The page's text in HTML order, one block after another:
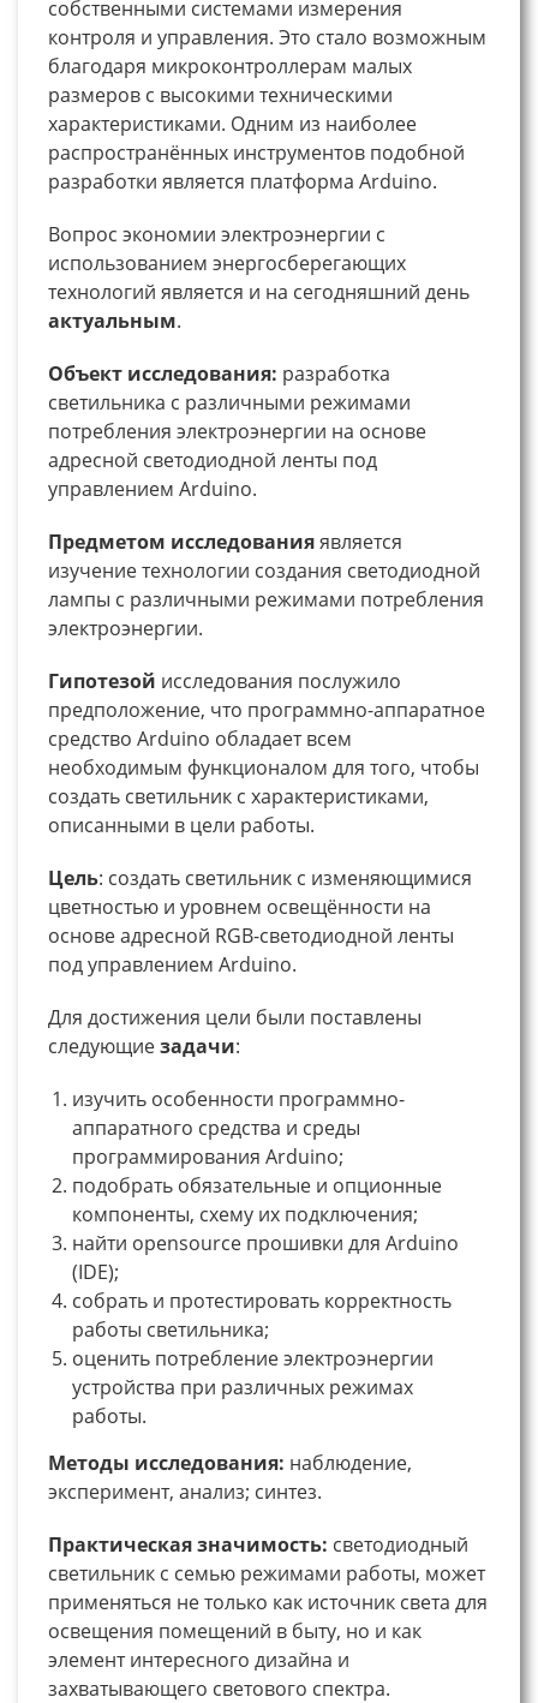
собственными системами измерения
контроля и управления. Это стало возможным
благодаря микроконтроллерам малых
размеров с высокими техническими
характеристиками. Одним из наиболее
распространённых инструментов подобной
разработки является платформа Arduino.
Вопрос экономии электроэнергии с
использованием энергосберегающих
технологий является и на сегодняшний день
актуальным.
Объект исследования: разработка
светильника с различными режимами
потребления электроэнергии на основе
адресной светодиодной ленты под
управлением Arduino.
Предметом исследованияявляется
изучение технологии создания светодиодной
лампы с различными режимами потребления
электроэнергии.
Гипотезой исследования послужило
предположение, что программно-аппаратное
средство Arduino обладает всем
необходимым функционалом для того, чтобы
создать светильник с характеристиками,
описанными в цели работы.
Цель: создать светильник с изменяющимися
цветностью и уровнем освещённости на
основе адресной RGB-светодиодной ленты
под управлением Arduino.
Для достижения цели были поставлены
следующиезадачи:
изучить особенности программно-
аппаратного средства и среды
программирования Arduino;
подобрать обязательные и опционные
компоненты, схему их подключения;
найти opensource прошивки для Arduino
(IDE);
собрать и протестировать корректность
работы светильника;
оценить потребление электроэнергии
устройства при различных режимах
работы.
Методы исследования: наблюдение,
эксперимент, анализ; синтез.
Практическая значимость: светодиодный
светильник с семью режимами работы, может
применяться не только как источник света для
освещения помещений в быту, но и как
элемент интересного дизайна и
захватывающего светового спектра.